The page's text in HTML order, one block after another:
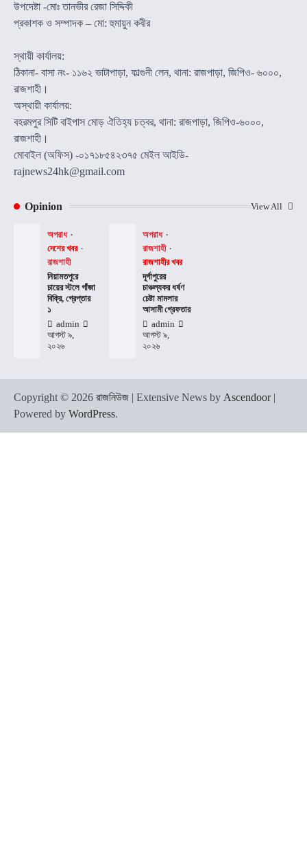
উপদেষ্টা -মোঃ তানভীর রেজা সিদ্দিকী
প্রকাশক ও সম্পাদক – মো: হুমায়ুন কবীর
স্থায়ী কার্যালয়:
ঠিকানা- বাসা নং- ১১৬২ ভাটাপাড়া, ফাল্গুনী লেন, থানা: রাজপাড়া, জিপিও- ৬০০০,
রাজশাহী।
অস্থায়ী কার্যালয়:
বহরমপুর সিটি বাইপাস মোড় ঐতিহ্য চত্বর, থানা: রাজপাড়া, জিপিও-৬০০০,
রাজশাহী।
মোবাইল (অফিস) -০১৭১৮৫৪২৩৭৫ মেইল আইডি-
rajnews24hk@gmail.com
Opinion View All
অপরাধ
দেশের খবর
রাজশাহী
নিয়ামতপুরে
চায়ের স্টলে গাঁজা
বিক্রি, গ্রেপ্তার
১
admin
আগস্ট ৯,
২০২৬
অপরাধ
রাজশাহী
রাজশাহীর খবর
দূর্গাপুরের
চাঞ্চল্যকর ধর্ষণ
চেষ্টা মামলার
আসামী গ্রেফতার
admin
আগস্ট ৯,
২০২৬
Copyright © 2026 রাজনিউজ | Extensive News by Ascendoor|
Powered by WordPress.